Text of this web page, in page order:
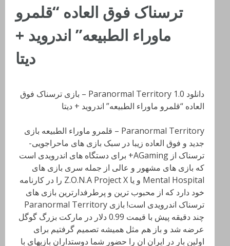
ترسناک فوق العاده “قلمرو
ماوراء الطبیعه” اندروید +
دیتا
دانلود Paranormal Territory 1.0 – بازی ترسناک فوق
العاده “قلمرو ماوراء الطبیعه” اندروید + دیتا
Paranormal Territory – قلمرو ماوراء الطبیعه بازی
جدید و فوق العاده زیبا در سبک بازی های ماحراجویی-
ترسناک از AGaming+ برای دستگاه های اندرویدی است
که بازی های مشهور و عالی از جمله سری بازی های
Mental Hospital و یا Z.O.N.A Project X را در کارنامه
خود دارد که از محبوب ترین و پرطرفدارترین بازی های
ترسناک اندرویدی است! بازی Paranormal Territory
چند دقیقه پیش با قیمت 0.99 دلار در مارکت بزرگ گوگل
عرضه شد و باز هم مثل همیشه تصمیم گرفتیم برای
اولین بار در ایران ان را حضور شما دوستداران بازیهای با